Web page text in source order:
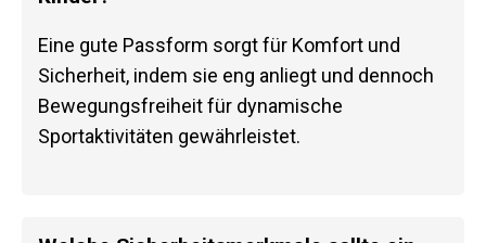
Eine gute Passform sorgt für Komfort und
Sicherheit, indem sie eng anliegt und dennoch
Bewegungsfreiheit für dynamische
Sportaktivitäten gewährleistet.